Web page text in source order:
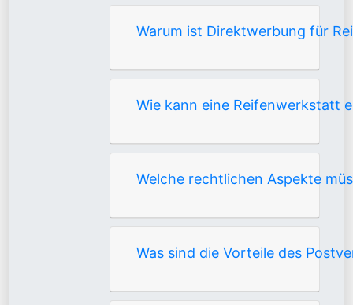
Warum ist Direktwerbung für
Wie kann eine Reifenwerkstatt
Welche rechtlichen Aspekte
Was sind die Vorteile des